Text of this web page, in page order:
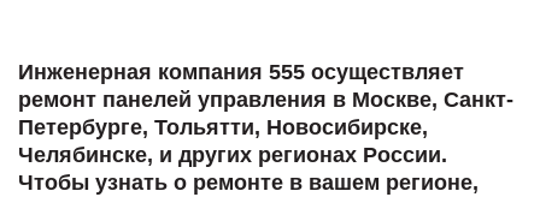
Инженерная компания 555 осуществляет
ремонт панелей управления в Москве, Санкт-
Петербурге, Тольятти, Новосибирске,
Челябинске, и других регионах России.
Чтобы узнать о ремонте в вашем регионе,